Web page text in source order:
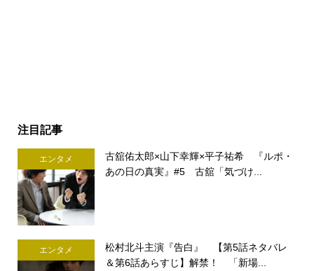
注目記事
エンタメ
古舘佑太郎×山下幸輝×平子祐希 『ルポ・
あの日の真実』#5 古舘「気づけ...
エンタメ
松村北斗主演『告白』 【第5話ネタバレ
＆第6話あらすじ】解禁！ 「新場...